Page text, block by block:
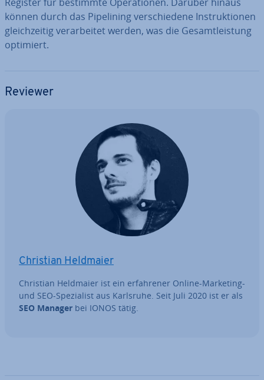
können durch das Pipe­lining ver­schie­de­ne In­struk­tio­nen
gleich­zei­tig ver­ar­bei­tet werden, was die Ge­samt­leis­tung
optimiert.
Reviewer
Christian Heldmaier
Christian Heldmaier ist ein er­fah­re­ner Online-Marketing-
und SEO-Spe­zia­list aus Karlsruhe. Seit Juli 2020 ist er als
SEO Manager bei IONOS tätig.